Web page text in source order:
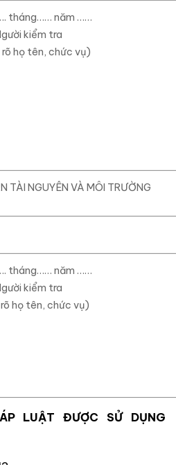
. tháng…… năm ……
kiểm tra
rõ họ tên, chức vụ)
QUAN TÀI NGUYÊN VÀ
. tháng…… năm ……
kiểm tra
rõ họ tên, chức vụ)
LUẬT ĐƯỢC SỬ DỤNG